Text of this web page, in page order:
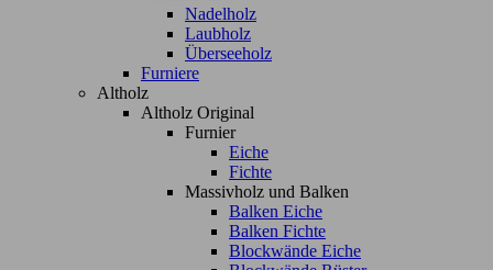
Nadelholz
Laubholz
Überseeholz
Furniere
Altholz
Altholz Original
Furnier
Eiche
Fichte
Massivholz und Balken
Balken Eiche
Balken Fichte
Blockwände Eiche